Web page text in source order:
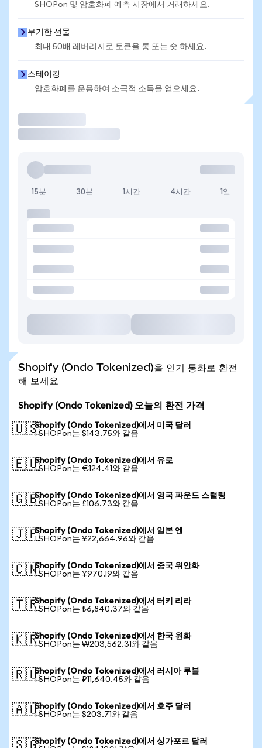
SHOPon 및 암호화폐 예측 시장에서 거래하세요.
무기한 선물
최대 50배 레버리지로 토큰을 롱 또는 숏 하세요.
스테이킹
암호화폐를 운용하여 소극적 소득을 얻으세요.
15분 30분 1시간 4시간 1일
Shopify (Ondo Tokenized)을 인기 통화로 환전
해 보세요
Shopify (Ondo Tokenized) 오늘의 환전 가격
🇺🇸Shopify (Ondo Tokenized)에서 미국 달러
1 SHOPon는 $143.75와 같음
🇪🇺Shopify (Ondo Tokenized)에서 유로
1 SHOPon는 €124.41와 같음
🇬🇧Shopify (Ondo Tokenized)에서 영국 파운드 스털링
1 SHOPon는 £106.73와 같음
🇯🇵Shopify (Ondo Tokenized)에서 일본 엔
1 SHOPon는 ¥22,664.96와 같음
🇨🇳Shopify (Ondo Tokenized)에서 중국 위안화
1 SHOPon는 ¥970.19와 같음
🇹🇷Shopify (Ondo Tokenized)에서 터키 리라
1 SHOPon는 ₺6,840.37와 같음
🇰🇷Shopify (Ondo Tokenized)에서 한국 원화
1 SHOPon는 ₩203,562.31와 같음
🇷🇺Shopify (Ondo Tokenized)에서 러시아 루블
1 SHOPon는 ₽11,640.45와 같음
🇦🇺Shopify (Ondo Tokenized)에서 호주 달러
1 SHOPon는 $203.71와 같음
Shopify (Ondo Tokenized)에서 싱가포르 달러